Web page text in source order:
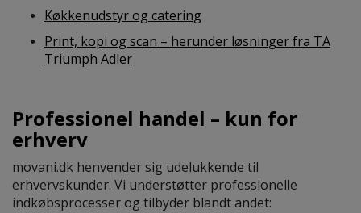
Køkkenudstyr og catering
Print, kopi og scan – herunder løsninger fra TA
Triumph Adler
Professionel handel – kun for
erhverv
movani.dk henvender sig udelukkende til
erhvervskunder. Vi understøtter professionelle
indkøbsprocesser og tilbyder blandt andet: